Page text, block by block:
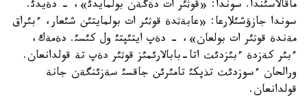
ماقالاسئندا. سوندا: «قوثئر ات دةگةن بولمايدئ»، - دةيدئ.
سوندا جازؤشئلارعا: «عابةثدة قوثئر ات بولمايتئن شئعار، ءبئراق
مةندة قوثئر ات بولعان»، - دةپ ايتئپتئ ول كئسئ. دةمةك،
ءبئر كةزدة ءبئزدئث اتا-بابالارئمئز قوثئر دةپ تة قولدانعان.
ورالحان ءسوزدئث تذپكئ تامئرئن جاقسئ سةزئنگةن جانة
قولدانعان.